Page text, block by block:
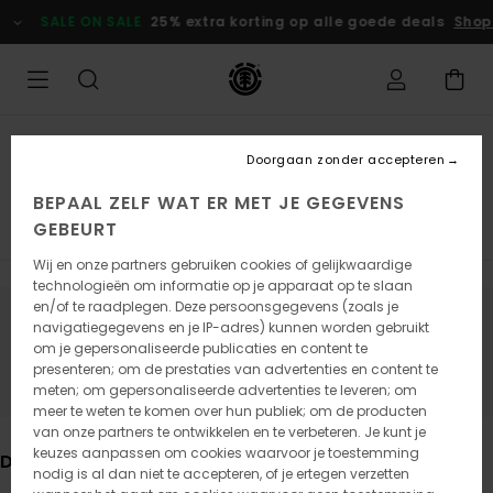
naar
producten
selectie
SALE ON SALE 25% extra korting op alle goede deals Shop nu
Heren Sales
Blijf in de buurt, de producten zijn
binnenkort weer verkrijgbaar
Dit vind je misschien ook leuk
BEPAAL ZELF WAT ER MET JE GEGEVENS
GEBEURT
Wij en onze partners gebruiken cookies of gelijkwaardige
technologieën om informatie op je apparaat op te slaan
en/of te raadplegen. Deze persoonsgegevens (zoals je
navigatiegegevens en je IP-adres) kunnen worden gebruikt
om je gepersonaliseerde publicaties en content te
presenteren; om de prestaties van advertenties en content te
meten; om gepersonaliseerde advertenties te leveren; om
meer te weten te komen over hun publiek; om de producten
van onze partners te ontwikkelen en te verbeteren. Je kunt je
keuzes aanpassen om cookies waarvoor je toestemming
nodig is al dan niet te accepteren, of je ertegen verzetten
Doorgaan zonder accepteren